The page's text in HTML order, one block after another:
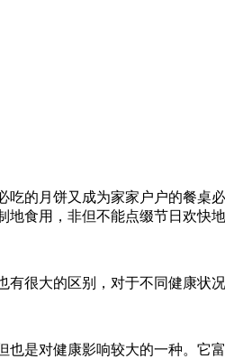
吃的月饼又成为家家户户的餐
食用，非但不能点缀节日欢快
有很大的区别，对于不同健康状
也是对健康影响较大的一种。它